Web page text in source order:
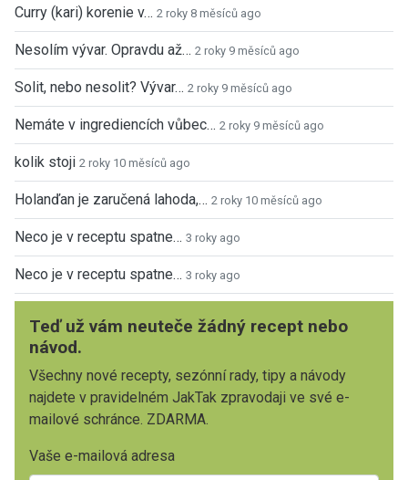
Curry (kari) korenie v… 2 roky 8 měsíců ago
Nesolím vývar. Opravdu až… 2 roky 9 měsíců ago
Solit, nebo nesolit? Vývar… 2 roky 9 měsíců ago
Nemáte v ingrediencích vůbec… 2 roky 9 měsíců ago
kolik stoji 2 roky 10 měsíců ago
Holanďan je zaručená lahoda,… 2 roky 10 měsíců ago
Neco je v receptu spatne… 3 roky ago
Neco je v receptu spatne… 3 roky ago
Teď už vám neuteče žádný recept nebo
návod.
Všechny nové recepty, sezónní rady, tipy a návody
najdete v pravidelném JakTak zpravodaji ve své e-
mailové schránce. ZDARMA.
Vaše e-mailová adresa